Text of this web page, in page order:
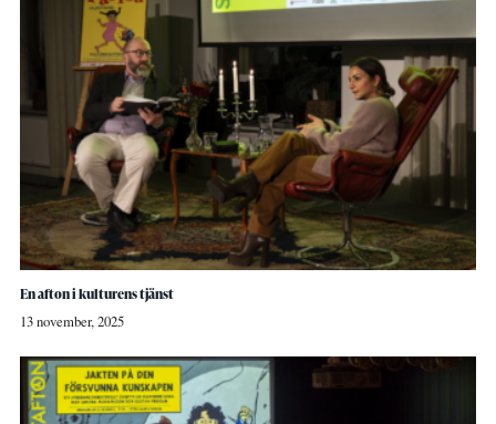
En afton i kulturens tjänst
13 november, 2025